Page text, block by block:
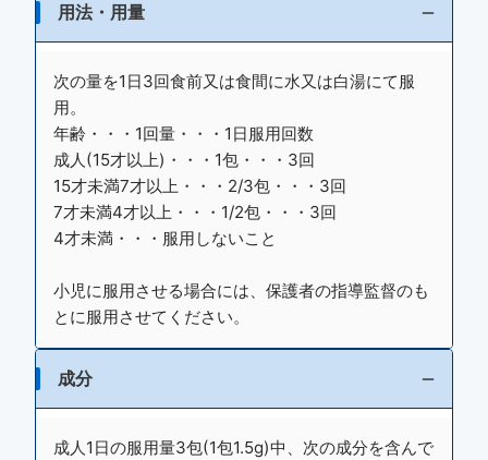
用法・用量
次の量を1日3回食前又は食間に水又は白湯にて服
用。
年齢・・・1回量・・・1日服用回数
成人(15才以上)・・・1包・・・3回
15才未満7才以上・・・2/3包・・・3回
7才未満4才以上・・・1/2包・・・3回
4才未満・・・服用しないこと
小児に服用させる場合には、保護者の指導監督のも
とに服用させてください。
成分
成人1日の服用量3包(1包1.5g)中、次の成分を含んで